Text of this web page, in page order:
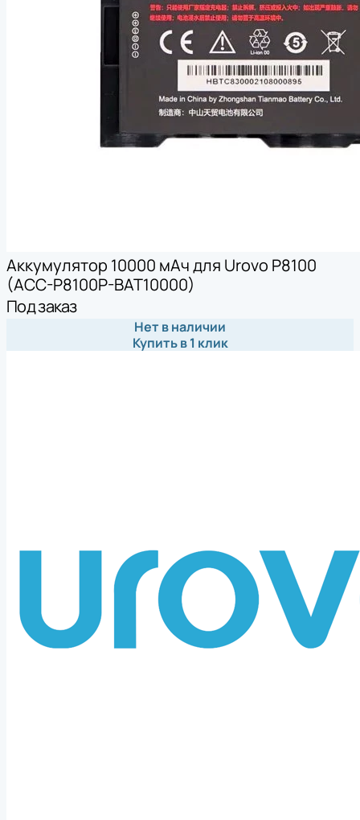
Аккумулятор 10000 мАч для Urovo P8100
(ACC-P8100P-BAT10000)
Под заказ
Нет в наличии
Купить в 1 клик